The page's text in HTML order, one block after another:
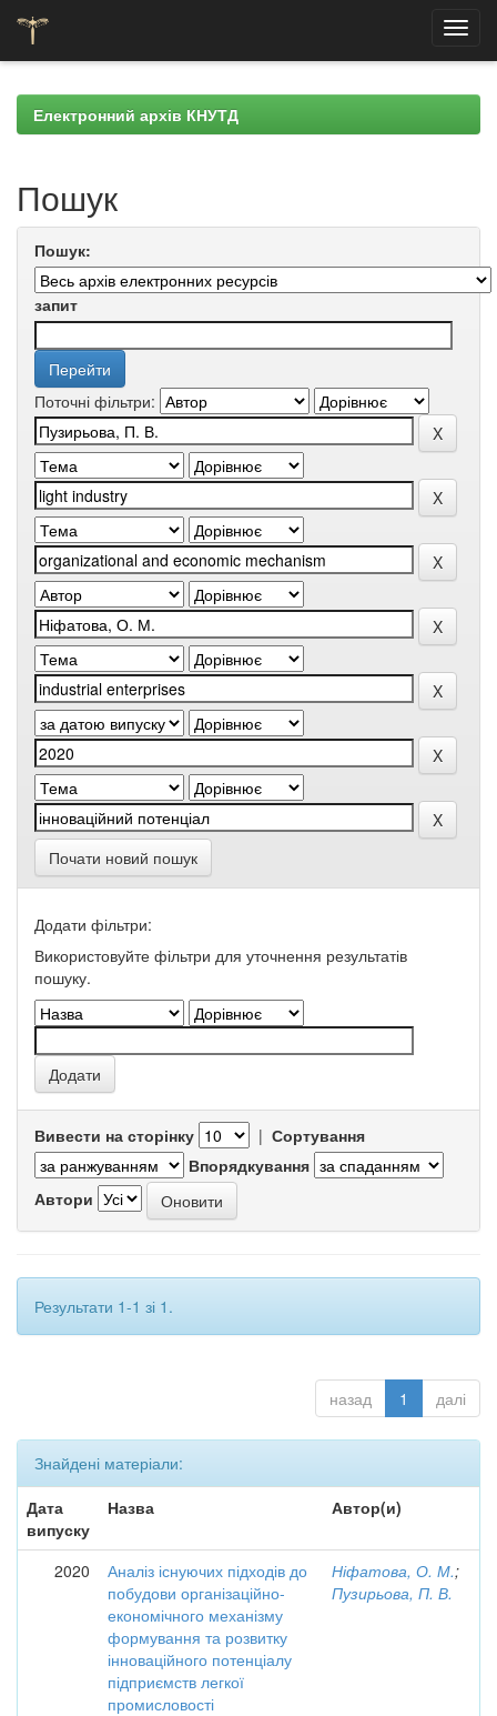
navigationЕлектронний архів КНУТД
Пошук
Пошук:
запит
Поточні фільтри:
Почати новий пошук
Додати фільтри:
Використовуйте фільтри для уточнення результатів
пошуку.
Вивести на сторінку | Сортування
Впорядкування
Автори
Результати 1-1 зі 1.
назад 1 далі
Знайдені матеріали:
Дата
випуску
Назва Автор(и)
2020
Аналіз існуючих підходів до
побудови організаційно-
економічного механізму
формування та розвитку
інноваційного потенціалу
підприємств легкої
промисловості
Ніфатова, О. М.;
Пузирьова, П. В.